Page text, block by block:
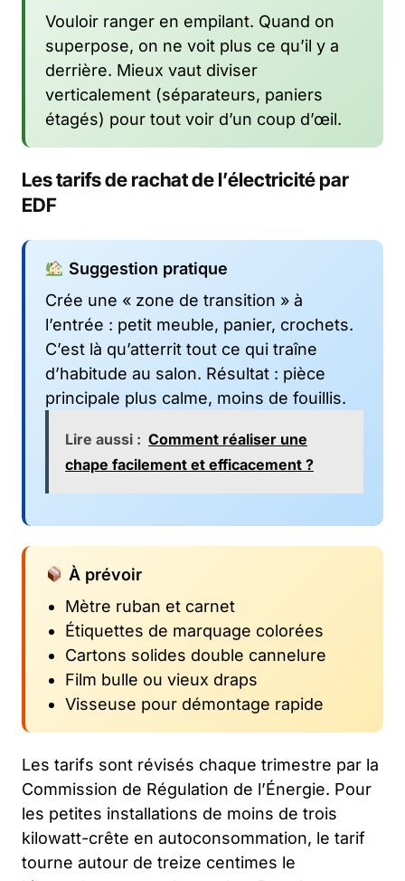
Vouloir ranger en empilant. Quand on
superpose, on ne voit plus ce qu’il y a
derrière. Mieux vaut diviser
verticalement (séparateurs, paniers
étagés) pour tout voir d’un coup d’œil.
Les tarifs de rachat de l’électricité par
EDF
Suggestion pratique
Crée une « zone de transition » à
l’entrée : petit meuble, panier, crochets.
C’est là qu’atterrit tout ce qui traîne
d’habitude au salon. Résultat : pièce
principale plus calme, moins de fouillis.
Lire aussi : Comment réaliser une
chape facilement et efficacement ?
À prévoir
Mètre ruban et carnet
Étiquettes de marquage colorées
Cartons solides double cannelure
Film bulle ou vieux draps
Visseuse pour démontage rapide
Les tarifs sont révisés chaque trimestre par la
Commission de Régulation de l’Énergie. Pour
les petites installations de moins de trois
kilowatt-crête en autoconsommation, le tarif
tourne autour de treize centimes le